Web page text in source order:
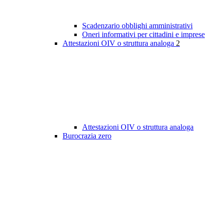
Scadenzario obblighi amministrativi
Oneri informativi per cittadini e imprese
Attestazioni OIV o struttura analoga 2
Attestazioni OIV o struttura analoga
Burocrazia zero